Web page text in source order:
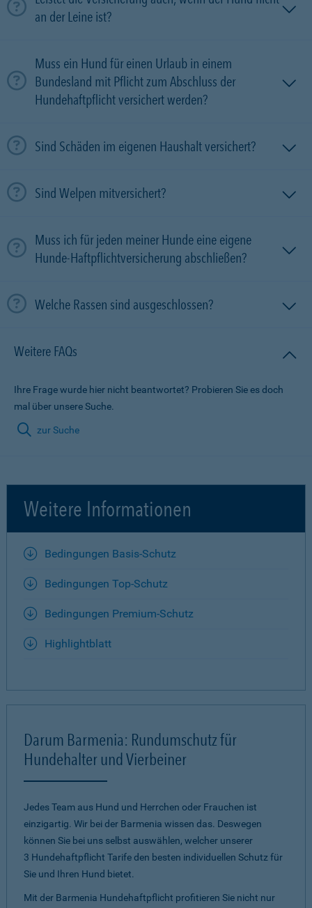
an der Leine ist?
Muss ein Hund für einen Urlaub in einem
Bundesland mit Pflicht zum Abschluss der
Hundehaftpflicht versichert werden?
Sind Schäden im eigenen Haushalt versichert?
Sind Welpen mitversichert?
Muss ich für jeden meiner Hunde eine eigene
Hunde-Haftpflichtversicherung abschließen?
Welche Rassen sind ausgeschlossen?
Weitere FAQs
Ihre Frage wurde hier nicht beantwortet? Probieren Sie es doch
mal über unsere Suche.
zur Suche
Weitere Informationen
Bedingungen Basis-Schutz
Bedingungen Top-Schutz
Bedingungen Premium-Schutz
Highlightblatt
Darum Barmenia: Rundumschutz für
Hundehalter und Vierbeiner
Jedes Team aus Hund und Herrchen oder Frauchen ist
einzigartig. Wir bei der Barmenia wissen das. Deswegen
können Sie bei uns selbst auswählen, welcher unserer
3 Hundehaftpflicht Tarife den besten individuellen Schutz für
Sie und Ihren Hund bietet.
Mit der Barmenia Hundehaftpflicht profitieren Sie nicht nur